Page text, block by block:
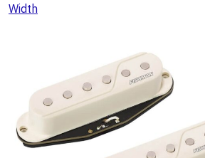
Width